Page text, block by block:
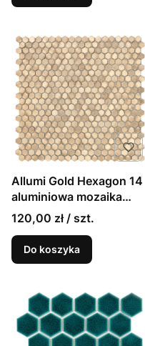
Allumi Gold Hexagon 14
aluminiowa mozaika
ścienna złote hexagony
30x30
120,00 zł / szt.
Do koszyka